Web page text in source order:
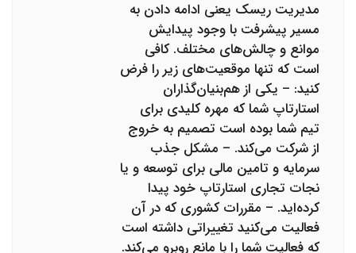
مدیریت ریسک یعنی ادامه دادن به
مسیر پیشرفت با وجود پیدایش
موانع و چالش‌های مختلف. کافی
است که تنها موقعیت‌های زیر را فرض
کنید: – یکی از هم‌بنیان‌گذاران
استارتاپ شما که مهره کلیدی برای
تیم شما بوده است تصمیم به خروج
از شرکت می‌کند. – مشکل جذب
سرمایه و تامین مالی برای توسعه و یا
نجات تجاری استارتاپ خود پیدا
کرده‌اید. – مقررات کشوری که در آن
فعالیت می‌کنید تغییراتی داشته است
که فعالیت شما را با مانع روبرو می‌کند.